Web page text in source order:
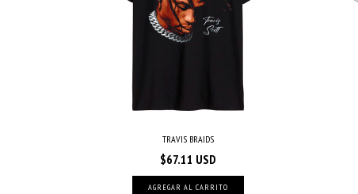
TRAVIS BRAIDS
$67.11 USD
AGREGAR AL CARRITO